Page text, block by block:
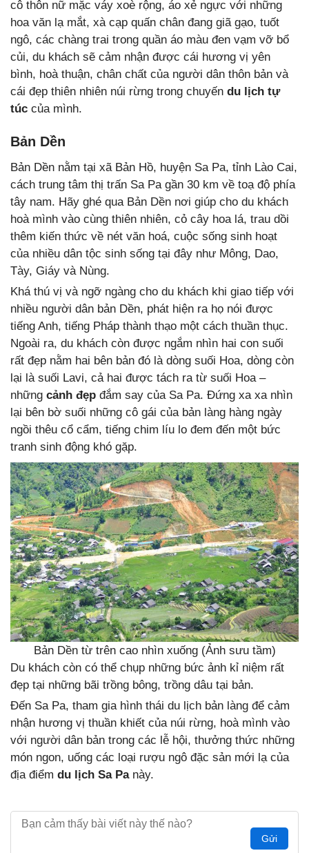
cô thôn nữ mặc váy xoè rộng, áo xẻ ngực với những
hoa văn lạ mắt, xà cạp quấn chân đang giã gạo, tuốt
ngô, các chàng trai trong quần áo màu đen vạm vỡ bổ
củi, du khách sẽ cảm nhận được cái hương vị yên
bình, hoà thuận, chân chất của người dân thôn bản và
cái đẹp thiên nhiên núi rừng trong chuyến du lịch tự
túc của mình.
Bản Dền
Bản Dền nằm tại xã Bản Hồ, huyện Sa Pa, tỉnh Lào Cai,
cách trung tâm thị trấn Sa Pa gần 30 km về toạ độ phía
tây nam. Hãy ghé qua Bản Dền nơi giúp cho du khách
hoà mình vào cùng thiên nhiên, cỏ cây hoa lá, trau dồi
thêm kiến thức về nét văn hoá, cuộc sống sinh hoạt
của nhiều dân tộc sinh sống tại đây như Mông, Dao,
Tày, Giáy và Nùng.
Khá thú vị và ngỡ ngàng cho du khách khi giao tiếp với
nhiều người dân bản Dền, phát hiện ra họ nói được
tiếng Anh, tiếng Pháp thành thạo một cách thuần thục.
Ngoài ra, du khách còn được ngắm nhìn hai con suối
rất đẹp nằm hai bên bản đó là dòng suối Hoa, dòng còn
lại là suối Lavi, cả hai được tách ra từ suối Hoa –
những cảnh đẹp đắm say của Sa Pa. Đứng xa xa nhìn
lại bên bờ suối những cô gái của bản làng hàng ngày
ngồi thêu cổ cẩm, tiếng chim líu lo đem đến một bức
tranh sinh động khó gặp.
Bản Dền từ trên cao nhìn xuống (Ảnh sưu tầm)
Du khách còn có thể chụp những bức ảnh kỉ niệm rất
đẹp tại những bãi trồng bông, trồng dâu tại bản.
Đến Sa Pa, tham gia hình thái du lịch bản làng để cảm
nhận hương vị thuần khiết của núi rừng, hoà mình vào
với người dân bản trong các lễ hội, thưởng thức những
món ngon, uống các loại rượu ngô đặc sản mới lạ của
địa điểm du lịch Sa Panày.
Gửi